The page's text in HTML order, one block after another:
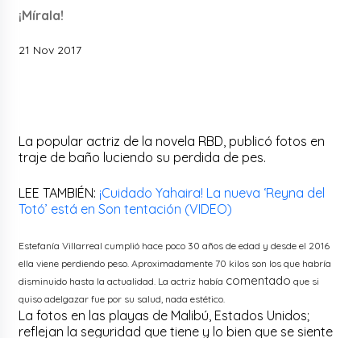
¡Mírala!
21 Nov 2017
La popular actriz de la novela RBD, publicó fotos en
traje de baño luciendo su perdida de pes.
LEE TAMBIÉN: ¡Cuidado Yahaira! La nueva ‘Reyna del
Totó’ está en Son tentación (VIDEO)
Estefanía Villarreal cumplió hace poco 30 años de edad y desde el 2016
ella viene perdiendo peso. Aproximadamente 70 kilos son los que habría
disminuido hasta la actualidad. La actriz había comentado que si
quiso adelgazar fue por su salud, nada estético.
La fotos en las playas de Malibú, Estados Unidos;
reflejan la seguridad que tiene y lo bien que se siente